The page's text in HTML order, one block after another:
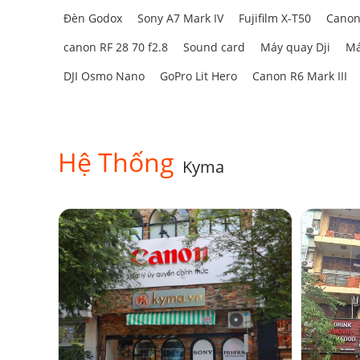
Đèn Godox Sony A7 Mark IV Fujifilm X-T50
canon RF 28 70 f2.8
Sound card Máy quay Dji
DJI Osmo Nano
GoPro Lit Hero Canon R6 Mark III
Hệ Thống Kyma